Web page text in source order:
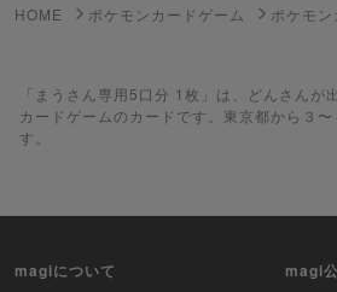
遊戯王
遊戯王ラッシュデュエル
HOME ポケモンカードゲーム ポケモ
「まうさん専用5口分 1枚」は、どんさんが
カードゲームのカードです。東京都から３
す。
magiについて magi